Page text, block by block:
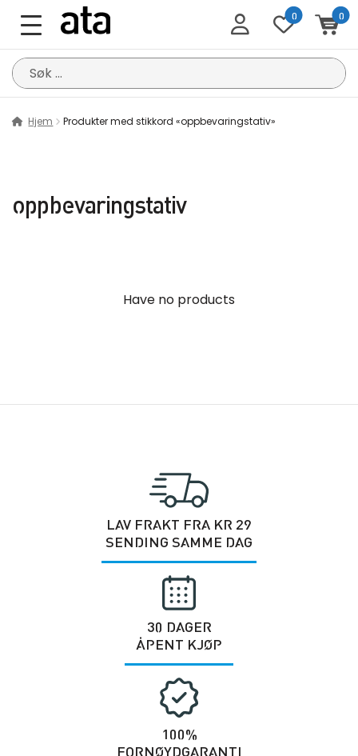
0 0
Søk
etter:
Hjem Produkter med stikkord «oppbevaringstativ»
oppbevaringstativ
Have no products
LAV FRAKT FRA KR 29
SENDING SAMME DAG
30 DAGER
ÅPENT KJØP
100%
FORNØYDGARANTI